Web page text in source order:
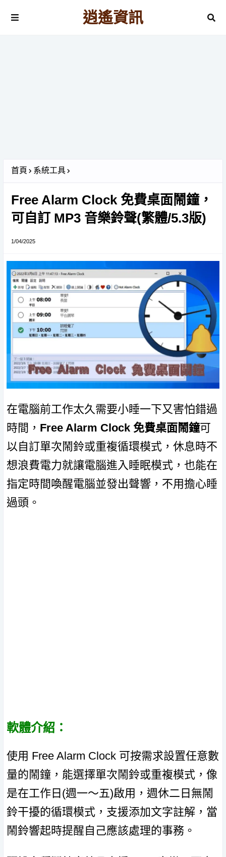
逍遙資訊
首頁 系統工具
Free Alarm Clock 免費桌面鬧鐘，
可自訂 MP3 音樂鈴聲(繁體/5.3版)
1/04/2025
在電腦前工作太久需要小睡一下又害怕錯過
時間， Free Alarm Clock 免費桌面鬧鐘可
以自訂單次鬧鈴或重複循環模式，休息時不
想浪費電力就讓電腦進入睡眠模式，也能在
指定時間喚醒電腦並發出聲響，不用擔心睡
過頭。
軟體介紹：
使用 Free Alarm Clock 可按需求設置任意數
量的鬧鐘，能選擇單次鬧鈴或重複模式，像
是在工作日(週一～五)啟用，週休二日無鬧
鈴干擾的循環模式，支援添加文字註解，當
鬧鈴響起時提醒自己應該處理的事務。